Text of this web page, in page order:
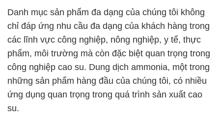
Danh mục sản phẩm đa dạng của chúng tôi không
chỉ đáp ứng nhu cầu đa dạng của khách hàng trong
các lĩnh vực công nghiệp, nông nghiệp, y tế, thực
phẩm, môi trường mà còn đặc biệt quan trọng trong
công nghiệp cao su. Dung dịch ammonia, một trong
những sản phẩm hàng đầu của chúng tôi, có nhiều
ứng dụng quan trọng trong quá trình sản xuất cao
su.